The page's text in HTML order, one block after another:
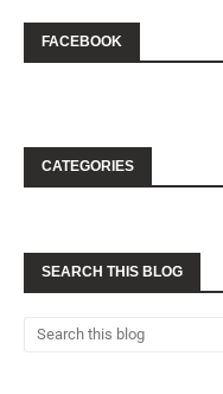
FACEBOOK
CATEGORIES
SEARCH THIS BLOG